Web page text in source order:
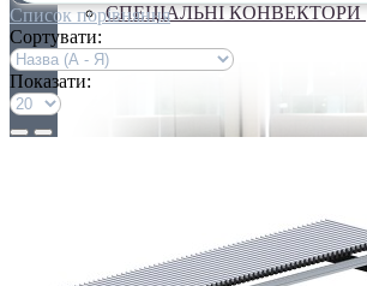
СПЕЦІАЛЬНІ КОНВЕКТОРИ
Список порівняння
Сортувати:
Показати: